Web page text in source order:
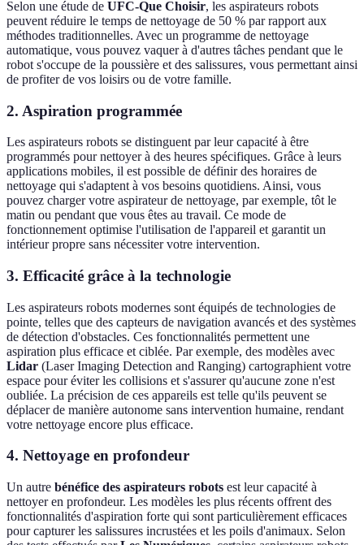
Selon une étude de UFC-Que Choisir, les aspirateurs robots
peuvent réduire le temps de nettoyage de 50 % par rapport aux
méthodes traditionnelles. Avec un programme de nettoyage
automatique, vous pouvez vaquer à d'autres tâches pendant que le
robot s'occupe de la poussière et des salissures, vous permettant ainsi
de profiter de vos loisirs ou de votre famille.
2. Aspiration programmée
Les aspirateurs robots se distinguent par leur capacité à être
programmés pour nettoyer à des heures spécifiques. Grâce à leurs
applications mobiles, il est possible de définir des horaires de
nettoyage qui s'adaptent à vos besoins quotidiens. Ainsi, vous
pouvez charger votre aspirateur de nettoyage, par exemple, tôt le
matin ou pendant que vous êtes au travail. Ce mode de
fonctionnement optimise l'utilisation de l'appareil et garantit un
intérieur propre sans nécessiter votre intervention.
3. Efficacité grâce à la technologie
Les aspirateurs robots modernes sont équipés de technologies de
pointe, telles que des capteurs de navigation avancés et des systèmes
de détection d'obstacles. Ces fonctionnalités permettent une
aspiration plus efficace et ciblée. Par exemple, des modèles avec
Lidar (Laser Imaging Detection and Ranging) cartographient votre
espace pour éviter les collisions et s'assurer qu'aucune zone n'est
oubliée. La précision de ces appareils est telle qu'ils peuvent se
déplacer de manière autonome sans intervention humaine, rendant
votre nettoyage encore plus efficace.
4. Nettoyage en profondeur
Un autre bénéfice des aspirateurs robots est leur capacité à
nettoyer en profondeur. Les modèles les plus récents offrent des
fonctionnalités d'aspiration forte qui sont particulièrement efficaces
pour capturer les salissures incrustées et les poils d'animaux. Selon